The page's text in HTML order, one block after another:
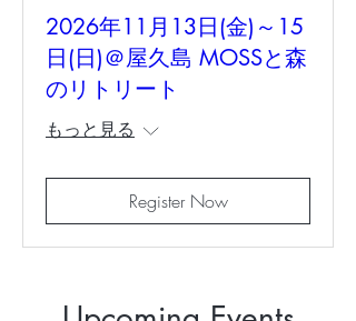
2026年11月13日(金)～15
日(日)＠屋久島 MOSSと森
のリトリート
もっと見る
Register Now